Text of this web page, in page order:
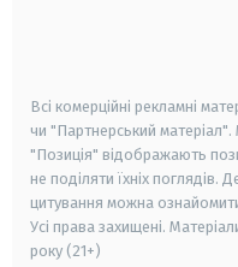
Всі комерційні рекламні
чи "Партнерський
"Позиція" відображають
не поділяти їхніх
цитування можна
Усі права захищені.
року (21+)